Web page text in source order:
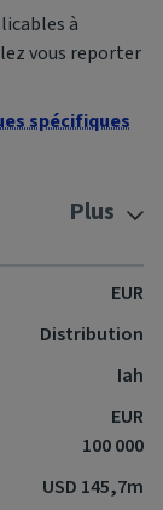
à
vous reporter
spécifiques
Plus
EUR
Distribution
Iah
EUR
100 000
USD 145,7m